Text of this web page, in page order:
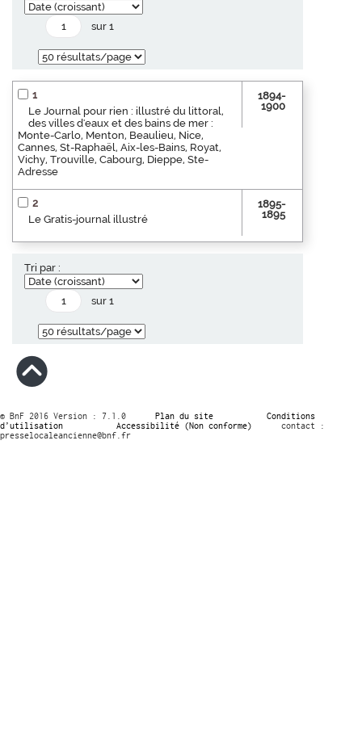
sur 1
1
Le Journal pour rien : illustré du littoral,
des villes d'eaux et des bains de mer :
Monte-Carlo, Menton, Beaulieu, Nice,
Cannes, St-Raphaël, Aix-les-Bains, Royat,
Vichy, Trouville, Cabourg, Dieppe, Ste-
Adresse
1894-
1900
2
Le Gratis-journal illustré
1895-
1895
Tri par :
sur 1
© BnF 2016 Version : 7.1.0 Plan du site
Conditions
d’utilisation
Accessibilité (Non conforme)
contact :
presselocaleancienne@bnf.fr